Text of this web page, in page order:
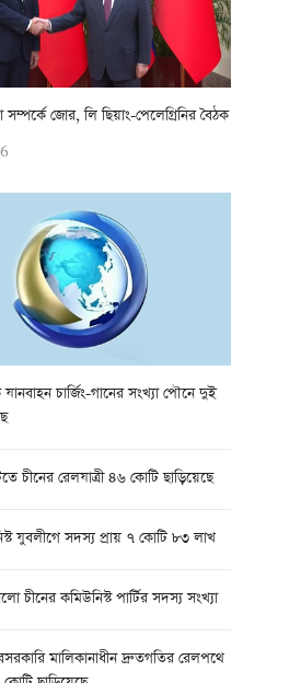
সম্পর্কে জোর, লি ছিয়াং-পেলেগ্রিনির বৈঠক
চার্জিং-গানের সংখ্যা পৌনে দুই
চীনের রেলযাত্রী ৪৬ কোটি ছাড়িয়েছে
যুবলীগে সদস্য প্রায় ৭ কোটি ৮৩ লাখ
চীনের কমিউনিস্ট পার্টির সদস্য সংখ্যা
মালিকানাধীন দ্রুতগতির রেলপথে